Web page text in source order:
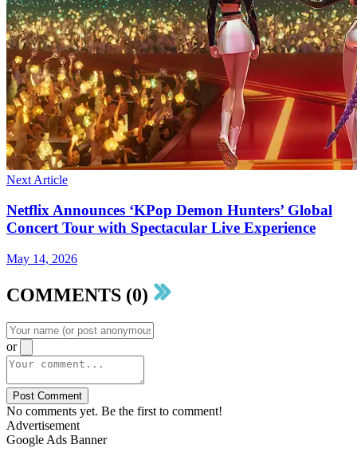
Next Article
Netflix Announces ‘KPop Demon Hunters’ Global
Concert Tour with Spectacular Live Experience
May 14, 2026
COMMENTS (0)
or
Post Comment
No comments yet. Be the first to comment!
Advertisement
Google Ads Banner